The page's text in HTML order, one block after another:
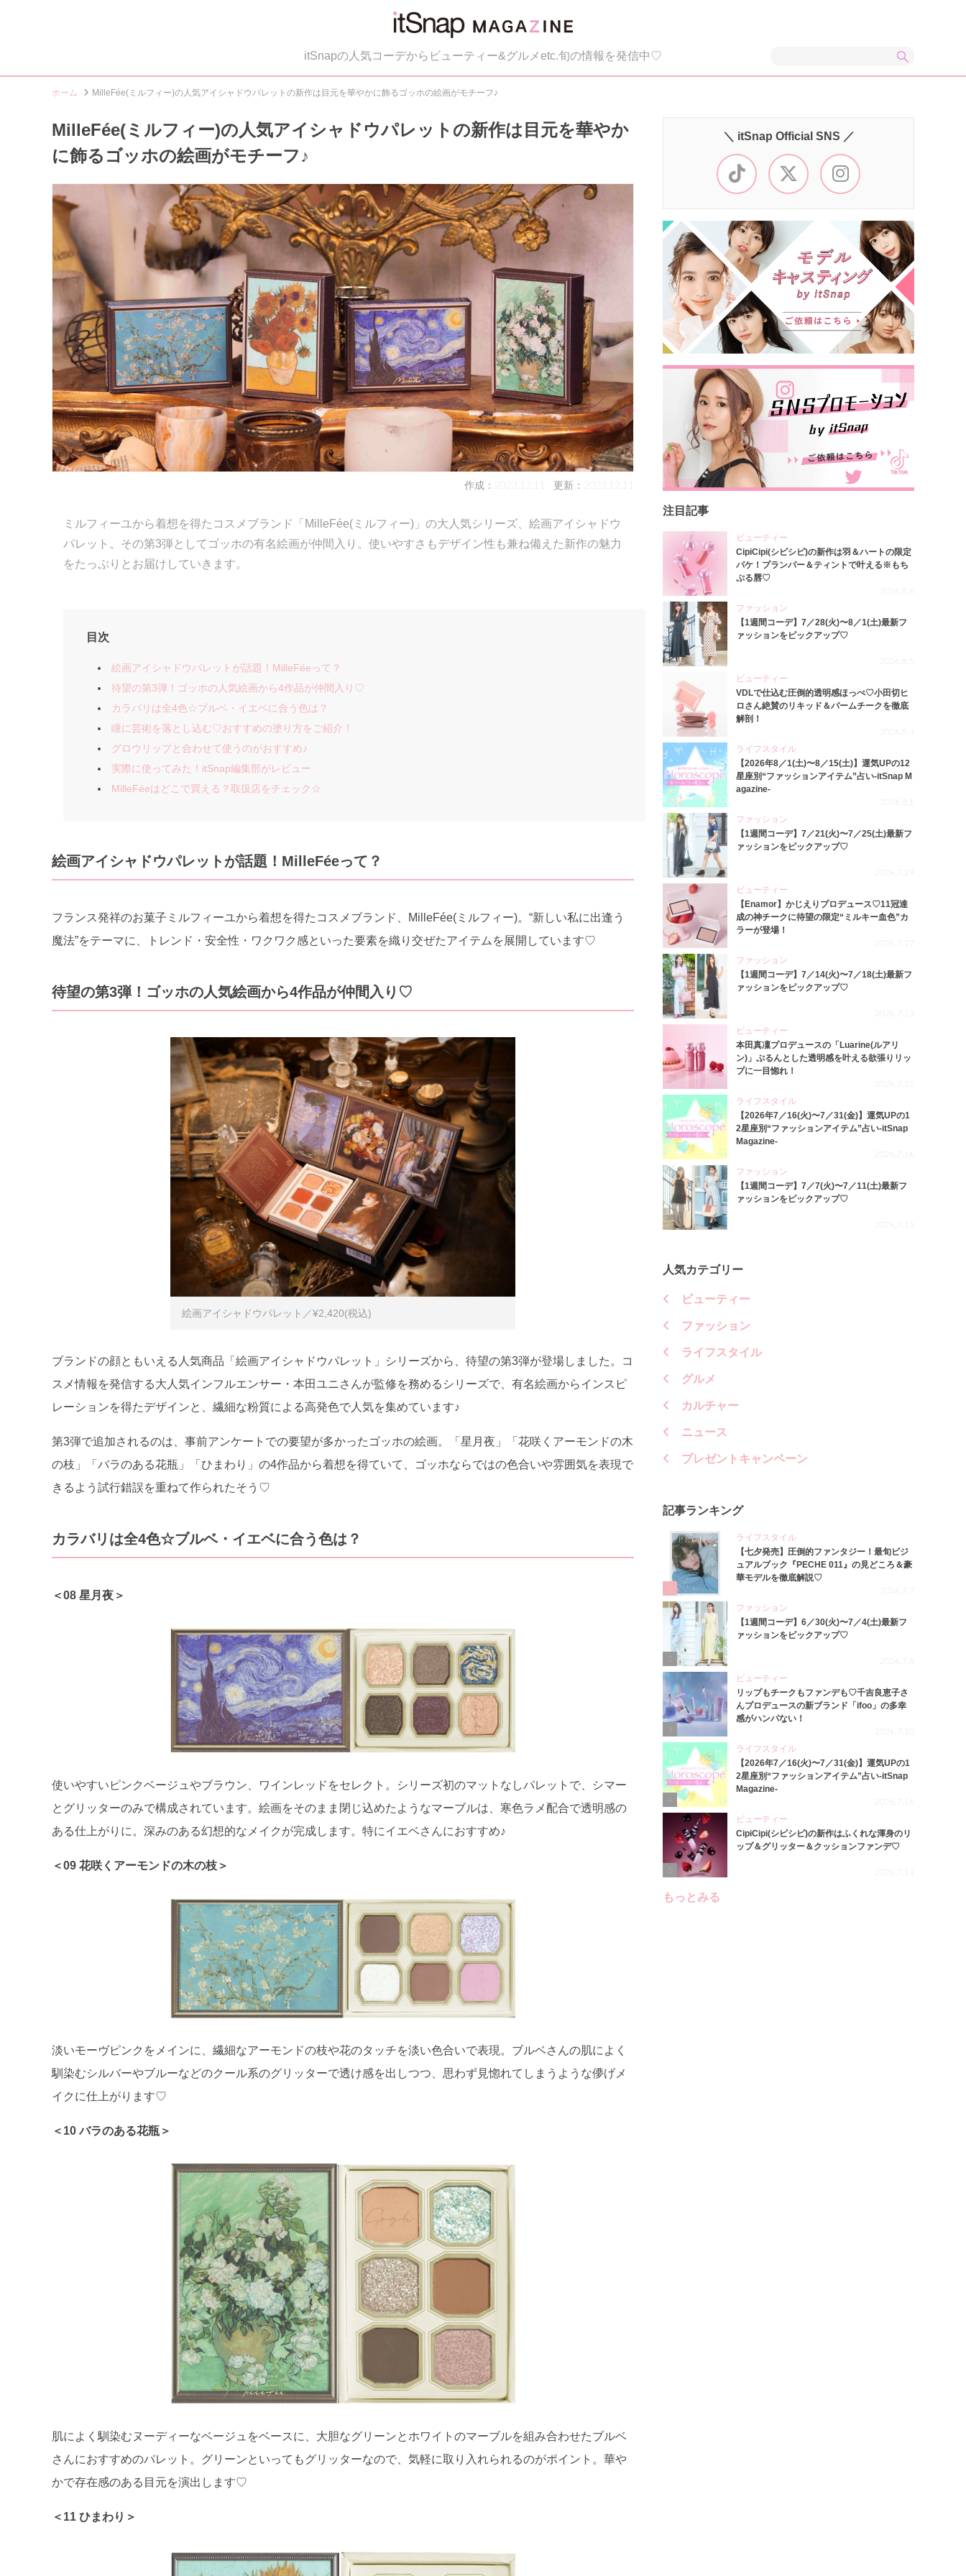
itSnapの人気コーデからビューティー&グルメetc.旬の情報を発信中♡
ホーム MilleFée(ミルフィー)の人気アイシャドウパレットの新作は目元を華やかに飾るゴッホの絵画がモチーフ♪
MilleFée(ミルフィー)の人気アイシャドウパレットの新作は目元を華やか
に飾るゴッホの絵画がモチーフ♪
作成：2023.12.11 更新：2023.12.11
ミルフィーユから着想を得たコスメブランド「MilleFée(ミルフィー)」の大人気シリーズ、絵画アイシャドウ
パレット。その第3弾としてゴッホの有名絵画が仲間入り。使いやすさもデザイン性も兼ね備えた新作の魅力
をたっぷりとお届けしていきます。
目次
絵画アイシャドウパレットが話題！MilleFéeって？
待望の第3弾！ゴッホの人気絵画から4作品が仲間入り♡
カラバリは全4色☆ブルベ・イエベに合う色は？
瞳に芸術を落とし込む♡おすすめの塗り方をご紹介！
グロウリップと合わせて使うのがおすすめ♪
実際に使ってみた！itSnap編集部がレビュー
MilleFéeはどこで買える？取扱店をチェック☆
絵画アイシャドウパレットが話題！MilleFéeって？
フランス発祥のお菓子ミルフィーユから着想を得たコスメブランド、MilleFée(ミルフィー)。“新しい私に出逢う
魔法”をテーマに、トレンド・安全性・ワクワク感といった要素を織り交ぜたアイテムを展開しています♡
待望の第3弾！ゴッホの人気絵画から4作品が仲間入り♡
絵画アイシャドウパレット／¥2,420(税込)
ブランドの顔ともいえる人気商品「絵画アイシャドウパレット」シリーズから、待望の第3弾が登場しました。コ
スメ情報を発信する大人気インフルエンサー・本田ユニさんが監修を務めるシリーズで、有名絵画からインスピ
レーションを得たデザインと、繊細な粉質による高発色で人気を集めています♪
第3弾で追加されるのは、事前アンケートでの要望が多かったゴッホの絵画。「星月夜」「花咲くアーモンドの木
の枝」「バラのある花瓶」「ひまわり」の4作品から着想を得ていて、ゴッホならではの色合いや雰囲気を表現で
きるよう試行錯誤を重ねて作られたそう♡
カラバリは全4色☆ブルベ・イエベに合う色は？
＜08 星月夜＞
使いやすいピンクベージュやブラウン、ワインレッドをセレクト。シリーズ初のマットなしパレットで、シマー
とグリッターのみで構成されています。絵画をそのまま閉じ込めたようなマーブルは、寒色ラメ配合で透明感の
ある仕上がりに。深みのある幻想的なメイクが完成します。特にイエベさんにおすすめ♪
＜09 花咲くアーモンドの木の枝＞
淡いモーヴピンクをメインに、繊細なアーモンドの枝や花のタッチを淡い色合いで表現。ブルベさんの肌によく
馴染むシルバーやブルーなどのクール系のグリッターで透け感を出しつつ、思わず見惚れてしまうような儚げメ
イクに仕上がります♡
＜10 バラのある花瓶＞
肌によく馴染むヌーディーなベージュをベースに、大胆なグリーンとホワイトのマーブルを組み合わせたブルベ
さんにおすすめのパレット。グリーンといってもグリッターなので、気軽に取り入れられるのがポイント。華や
かで存在感のある目元を演出します♡
＜11 ひまわり＞
＼ itSnap Official SNS ／
注目記事
ビューティー
CipiCipi(シピシピ)の新作は羽＆ハートの限定
パケ！プランパー＆ティントで叶える※もち
ぷる唇♡
2026.8.6
ファッション
【1週間コーデ】7／28(火)〜8／1(土)最新フ
ァッションをピックアップ♡
2026.8.5
ビューティー
VDLで仕込む圧倒的透明感ほっぺ♡小田切ヒ
ロさん絶賛のリキッド＆バームチークを徹底
解剖！
2026.8.4
ライフスタイル
【2026年8／1(土)〜8／15(土)】運気UPの12
星座別“ファッションアイテム”占い-itSnap M
agazine-
2026.8.1
ファッション
【1週間コーデ】7／21(火)〜7／25(土)最新フ
ァッションをピックアップ♡
2026.7.29
ビューティー
【Enamor】かじえりプロデュース♡11冠達
成の神チークに待望の限定“ミルキー血色”カ
ラーが登場！
2026.7.27
ファッション
【1週間コーデ】7／14(火)〜7／18(土)最新フ
ァッションをピックアップ♡
2026.7.23
ビューティー
本田真凜プロデュースの「Luarine(ルアリ
ン)」ぷるんとした透明感を叶える欲張りリッ
プに一目惚れ！
2026.7.22
ライフスタイル
【2026年7／16(火)〜7／31(金)】運気UPの1
2星座別“ファッションアイテム”占い-itSnap
Magazine-
2026.7.16
ファッション
【1週間コーデ】7／7(火)〜7／11(土)最新フ
ァッションをピックアップ♡
2026.7.15
人気カテゴリー
ビューティー
ファッション
ライフスタイル
グルメ
カルチャー
ニュース
プレゼントキャンペーン
記事ランキング
ライフスタイル
【七夕発売】圧倒的ファンタジー！最旬ビジ
ュアルブック『PECHE 011』の見どころ＆豪
華モデルを徹底解説♡
2026.7.7
ファッション
【1週間コーデ】6／30(火)〜7／4(土)最新フ
ァッションをピックアップ♡
2026.7.8
3
ビューティー
リップもチークもファンデも♡千吉良恵子さ
んプロデュースの新ブランド「ifoo」の多幸
感がハンパない！
2026.7.10
4
ライフスタイル
【2026年7／16(火)〜7／31(金)】運気UPの1
2星座別“ファッションアイテム”占い-itSnap
Magazine-
2026.7.16
ビューティー
CipiCipi(シピシピ)の新作はふくれな渾身のリ
ップ＆グリッター＆クッションファンデ♡
2026.7.14
もっとみる